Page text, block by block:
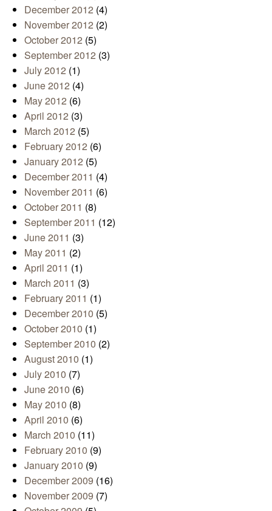
December 2012 (4)
November 2012 (2)
October 2012 (5)
September 2012 (3)
July 2012 (1)
June 2012 (4)
May 2012 (6)
April 2012 (3)
March 2012 (5)
February 2012 (6)
January 2012 (5)
December 2011 (4)
November 2011 (6)
October 2011 (8)
September 2011 (12)
June 2011 (3)
May 2011 (2)
April 2011 (1)
March 2011 (3)
February 2011 (1)
December 2010 (5)
October 2010 (1)
September 2010 (2)
August 2010 (1)
July 2010 (7)
June 2010 (6)
May 2010 (8)
April 2010 (6)
March 2010 (11)
February 2010 (9)
January 2010 (9)
December 2009 (16)
November 2009 (7)